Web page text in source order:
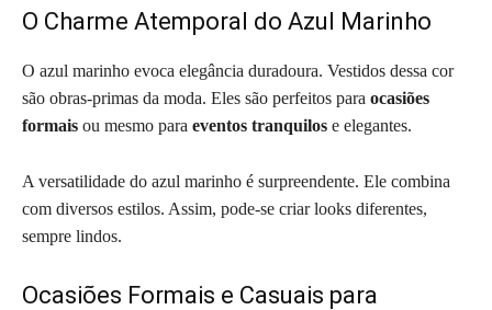
O Charme Atemporal do Azul Marinho
O azul marinho evoca elegância duradoura. Vestidos dessa cor
são obras-primas da moda. Eles são perfeitos para ocasiões
formais ou mesmo para eventos tranquilos e elegantes.
A versatilidade do azul marinho é surpreendente. Ele combina
com diversos estilos. Assim, pode-se criar looks diferentes,
sempre lindos.
Ocasiões Formais e Casuais para